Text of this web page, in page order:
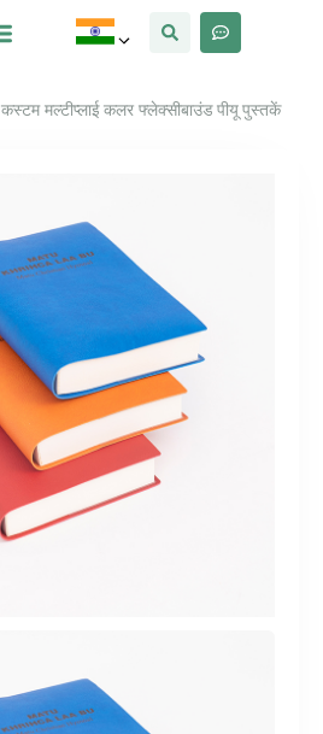
कस्टम मल्टीप्लाई कलर फ्लेक्सीबाउंड पीयू पुस्तकें